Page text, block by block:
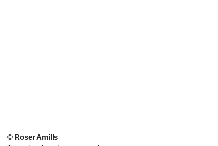
© Roser Amills